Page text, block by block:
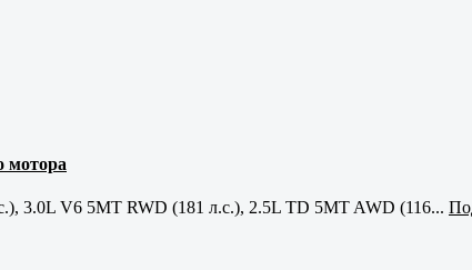
мотора
3.0L V6 5MT RWD (181 л.с.), 2.5L TD 5MT AWD (116...